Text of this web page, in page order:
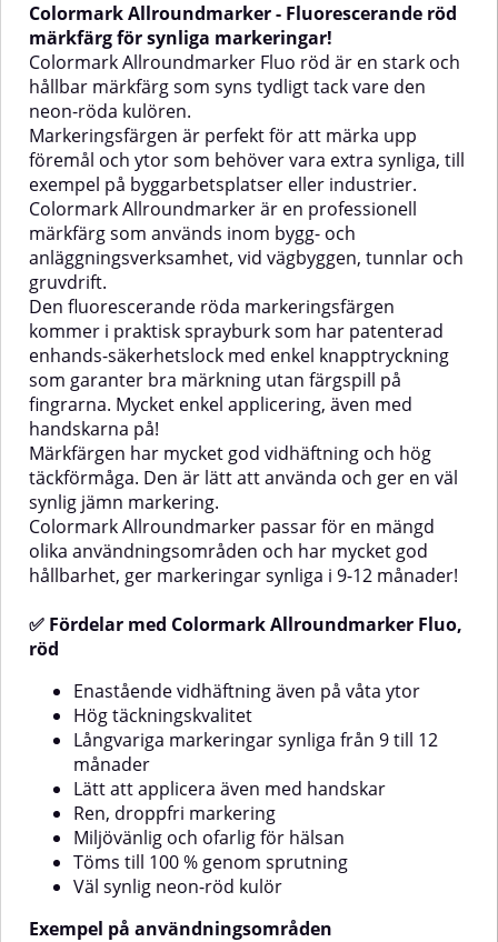
exempel på byggarbetsplatser
eller industrier.Colormark
Allroundmarker är en
professionell markeringsfärg som
används inom bygg- och
anläggningsverksamhet, vid
vägbyggen, tunnlar och
gruvdrift.Den fluorescerande
markeringsfärgen kommer i
praktisk sprayburk som har
patenterad enhands-
säkerhetslock med enkel
knapptryckning som garanter bra
märkning utan färgspill på
fingrarna. Enkel att applicera,
även med handskarna
på!Märkfärgen har mycket god
vidhäftning och hög täckförmåga.
Den är lätt att använda och ger
en väl synlig jämn
markering.Colormark
Allroundmarker passar för en
mängd olika
användningsområden och har
mycket god hållbarhet, ger
markeringar synliga i 9-12
månader!✅ Fördelar med
Colormark Allroundmarker Fluo,
OrangeEnastående vidhäftning
täckningskvalitetLångvariga
markeringar synliga från 9 till 12
månaderLätt att applicera även
markeringMiljövänlig och ofarlig
för hälsanTöms till 100 % genom
sprutningVäl synlig neon-orange
kulörExempel på
användningsområdenIndustrierVägbyggenTunnlar,
gruvorBygg- och
anläggningsverksamhetAnvändningLäs
noggrant och beakta
varningstexterna på etiketten
före användning!Skaka burken i
ca. 3 minuter.Testspraya på en ej
vara cirka 25 cm.Applicera önskad
byggarbetsplatser eller
industrier.Colormark
Allroundmarker är en
professionell märkfärg som
används inom bygg- och
vägbyggen, tunnlar och
gruvdrift.Den fluorescerande
rosa markeringsfärgen kommer i
praktisk sprayburk som har
patenterad enhands-
säkerhetslock med enkel
knapptryckning som garanter bra
märkning utan färgspill på
fingrarna. Mycket enkel
applicering, även med
handskarna på!Märkfärgen har
mycket god vidhäftning och hög
täckförmåga. Den är lätt att
använda och ger en väl synlig
jämn markering.Colormark
mängd olika
användningsområden och har
mycket god hållbarhet, ger
markeringar synliga i 9-12
månader!✅ Fördelar med
Colormark Allroundmarker Fluo,
rosaEnastående vidhäftning även
täckningskvalitetLångvariga
markeringar synliga från 9 till 12
markeringMiljövänlig och ofarlig
sprutningVäl synlig neon-rosa
kulörExempel på
gruvorBygg- och
noggrant och beakta
varningstexterna på etiketten
före användning!Skaka burken i
ca. 3 minuter.Testspraya på en ej
vara cirka 25 cm.Applicera önskad
Colormark Allroundmarker - Fluorescerande röd
märkfärg för synliga markeringar!
Colormark Allroundmarker Fluo röd är en stark och
hållbar märkfärg som syns tydligt tack vare den
neon-röda kulören.
Markeringsfärgen är perfekt för att märka upp
föremål och ytor som behöver vara extra synliga, till
exempel på byggarbetsplatser eller industrier.
Colormark Allroundmarker är en professionell
märkfärg som används inom bygg- och
anläggningsverksamhet, vid vägbyggen, tunnlar och
gruvdrift.
Den fluorescerande röda markeringsfärgen
kommer i praktisk sprayburk som har patenterad
enhands-säkerhetslock med enkel knapptryckning
som garanter bra märkning utan färgspill på
fingrarna. Mycket enkel applicering, även med
handskarna på!
Märkfärgen har mycket god vidhäftning och hög
täckförmåga. Den är lätt att använda och ger en väl
synlig jämn markering.
Colormark Allroundmarker passar för en mängd
olika användningsområden och har mycket god
hållbarhet, ger markeringar synliga i 9-12 månader!
✅ Fördelar med Colormark Allroundmarker Fluo,
röd
Enastående vidhäftning även på våta ytor
Hög täckningskvalitet
Långvariga markeringar synliga från 9 till 12
månader
Lätt att applicera även med handskar
Ren, droppfri markering
Miljövänlig och ofarlig för hälsan
Töms till 100 % genom sprutning
Väl synlig neon-röd kulör
Exempel på användningsområden